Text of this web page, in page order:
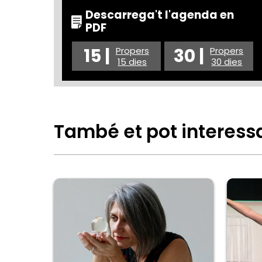
Descarrega't l'agenda en
PDF
15 | Propers
15 dies
30 | Propers
30 dies
També et pot